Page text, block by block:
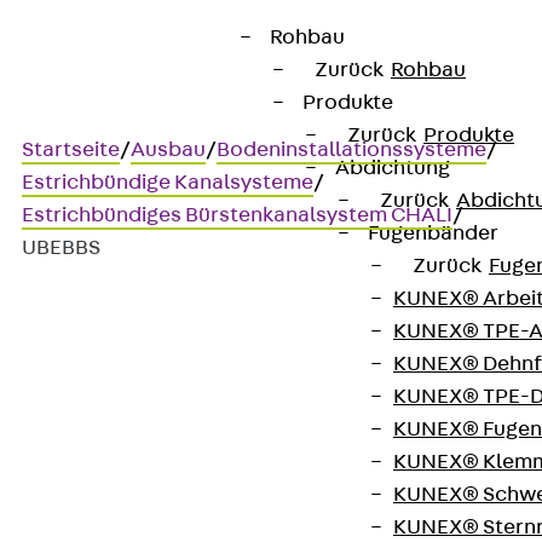
Rohbau
Zurück Rohbau
Produkte
Zurück Produkte
Abdichtung
Zurück
Fugenbänder
Zurück
KUNEX®
KUNEX®
KUNEX®
KUNEX®
KUNEX®
KUNEX®
KUNEX®
KUNEX®
Startseite/Ausbau/Bodeninstallationssysteme/
Estrichbündige Kanalsysteme/
Estrichbündiges Bürstenkanalsystem CHALI/
UBEBBS
Brandschutzschott CHALI